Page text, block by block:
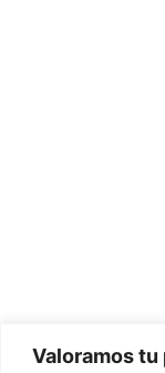
Valoramos
Política de